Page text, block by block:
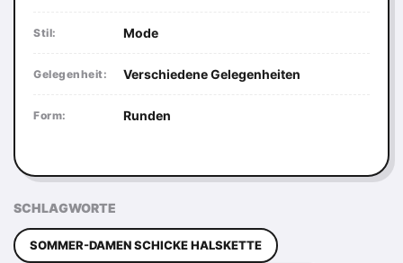
Stil: Mode
Gelegenheit: Verschiedene Gelegenheiten
Form: Runden
SCHLAGWORTE
SOMMER-DAMEN SCHICKE HALSKETTE